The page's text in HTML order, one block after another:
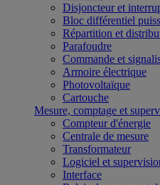
Disjoncteur et
Bloc différentiel
Répartition et
Parafoudre
Commande et
Armoire électrique
Photovoltaïque
Cartouche
Mesure, comptage et
Compteur d'énergie
Centrale de mesure
Transformateur
Logiciel et
Interface